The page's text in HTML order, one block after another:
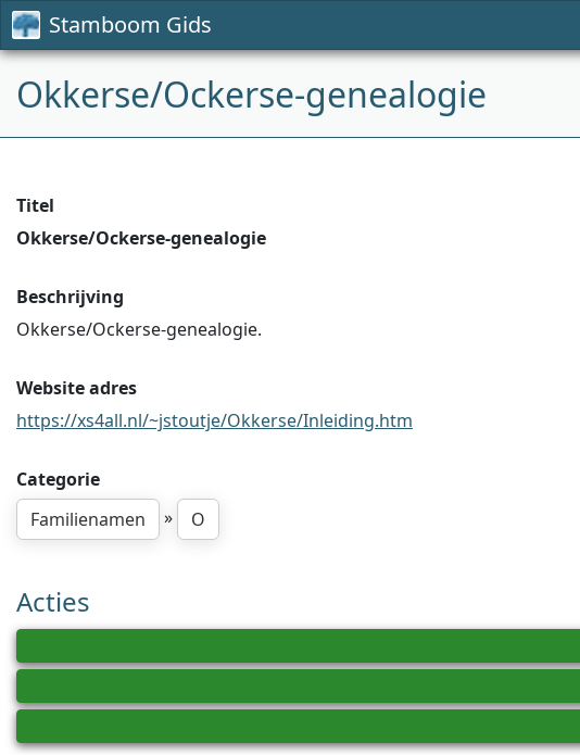
Stamboom Gids
Okkerse/Ockerse-genealogie
Titel
Okkerse/Ockerse-genealogie
Beschrijving
Okkerse/Ockerse-genealogie.
Website adres
https://xs4all.nl/~jstoutje/Okkerse/Inleiding.htm
Categorie
Familienamen
» O
Acties